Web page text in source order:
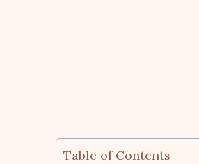
Table of Contents